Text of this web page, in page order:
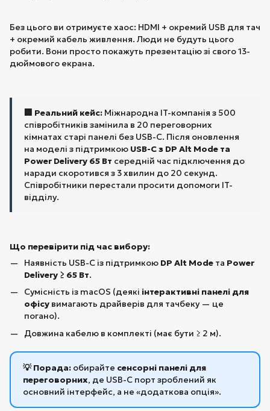
Без цього ви отримуєте хаос: HDMI + окремий USB для тач
+ окремий кабель живлення. Люди не будуть цього
робити. Вони просто покажуть презентацію зі свого 13-
дюймового екрана.
🏢 Реальний кейс: Міжнародна IT-компанія з 500
співробітників замінила в 20 переговорних
кімнатах старі панелі без USB-C. Після оновлення
на моделі з підтримкою USB-C з DP Alt Mode та
Power Delivery 65 Вт середній час підключення до
наради скоротився з 3 хвилин до 20 секунд.
Співробітники перестали просити допомоги IT-
відділу.
Що перевірити під час вибору:
Наявність USB-C із підтримкою DP Alt Mode та Power
Delivery ≥ 65 Вт.
Сумісність із macOS (деякі інтерактивні панелі для
офісу вимагають драйверів для тачбеку — це
погано).
Довжина кабелю в комплекті (має бути ≥ 2 м).
💡 Порада: обирайте сенсорні панелі для
переговорних, де USB-C порт зроблений як
основний інтерфейс, а не «додаткова опція».